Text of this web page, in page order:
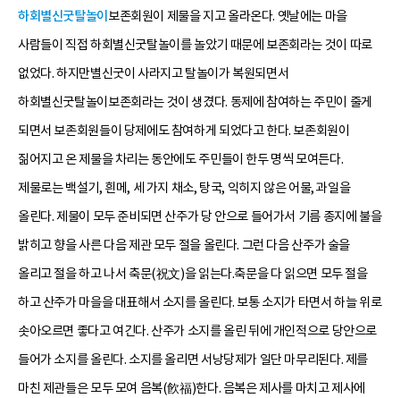
하회별신굿탈놀이 보존회원이 제물을 지고 올라온다. 옛날에는 마을
사람들이 직접 하회별신굿탈놀이를 놀았기 때문에 보존회라는 것이 따로
없었다. 하지만별신굿이 사라지고 탈놀이가 복원되면서
하회별신굿탈놀이보존회라는 것이 생겼다. 동제에 참여하는 주민이 줄게
되면서 보존회원들이 당제에도 참여하게 되었다고 한다. 보존회원이
짊어지고 온 제물을 차리는 동안에도 주민들이 한두 명씩 모여든다.
제물로는 백설기, 흰메, 세 가지 채소, 탕국, 익히지 않은 어물, 과일을
올린다. 제물이 모두 준비되면 산주가 당 안으로 들어가서 기름 종지에 불을
밝히고 향을 사른 다음 제관 모두 절을 올린다. 그런 다음 산주가 술을
올리고 절을 하고 나서 축문(祝文)을 읽는다.축문을 다 읽으면 모두 절을
하고 산주가 마을을 대표해서 소지를 올린다. 보통 소지가 타면서 하늘 위로
솟아오르면 좋다고 여긴다. 산주가 소지를 올린 뒤에 개인적으로 당안으로
들어가 소지를 올린다. 소지를 올리면 서낭당제가 일단 마무리된다. 제를
마친 제관들은 모두 모여 음복(飮福)한다. 음복은 제사를 마치고 제사에